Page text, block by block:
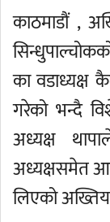
काठमाडौं ,
का वडाध्यक्ष
गरेको भन्दै
अध्यक्ष
अध्यक्षसमेत
लिएको